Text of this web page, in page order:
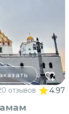
отзывов 4.97